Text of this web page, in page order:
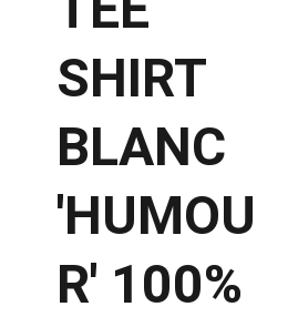
SHIRT
BLANC
'HUMOU
R' 100%